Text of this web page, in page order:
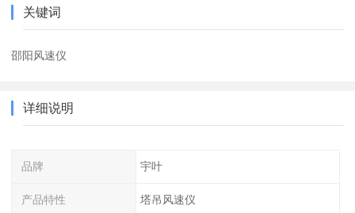
关键词
邵阳风速仪
详细说明
品牌 宇叶
产品特性 塔吊风速仪